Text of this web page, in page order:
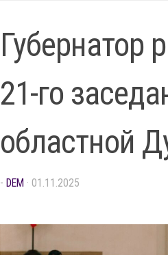
Губернатор
21-го
областной
- DEM · 01.11.2025